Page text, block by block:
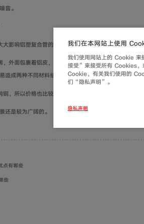
音。
影响铝塑复合管的强度，受力过大时易破裂，所以适合
，外面包裹着铝皮，毕竟铝塑复台管是多种材料复合制
造成两种不同材料结台层脱离的现象，对使用效果和管
，所以价格也比较昂贵，若管道破坏，修补的时候成本
还是较为广阔的。
点有哪些
些
我们在本网站上使用
我们使用网站上的 Cookie 来
接受”来接受所有 Cookies，
Cookie，有关我们使用的
们“隐私声明”。
隐私声明